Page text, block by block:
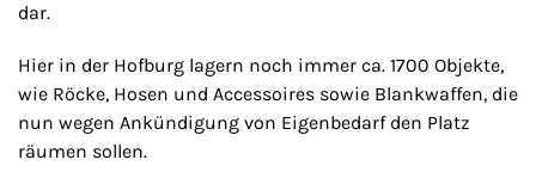
dar.
Hier in der Hofburg lagern noch immer ca. 1700 Objekte,
wie Röcke, Hosen und Accessoires sowie Blankwaffen, die
nun wegen Ankündigung von Eigenbedarf den Platz
räumen sollen.